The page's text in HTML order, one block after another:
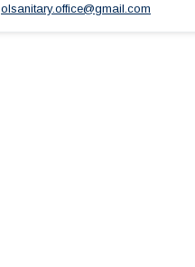
olsanitary.office@gmail.com